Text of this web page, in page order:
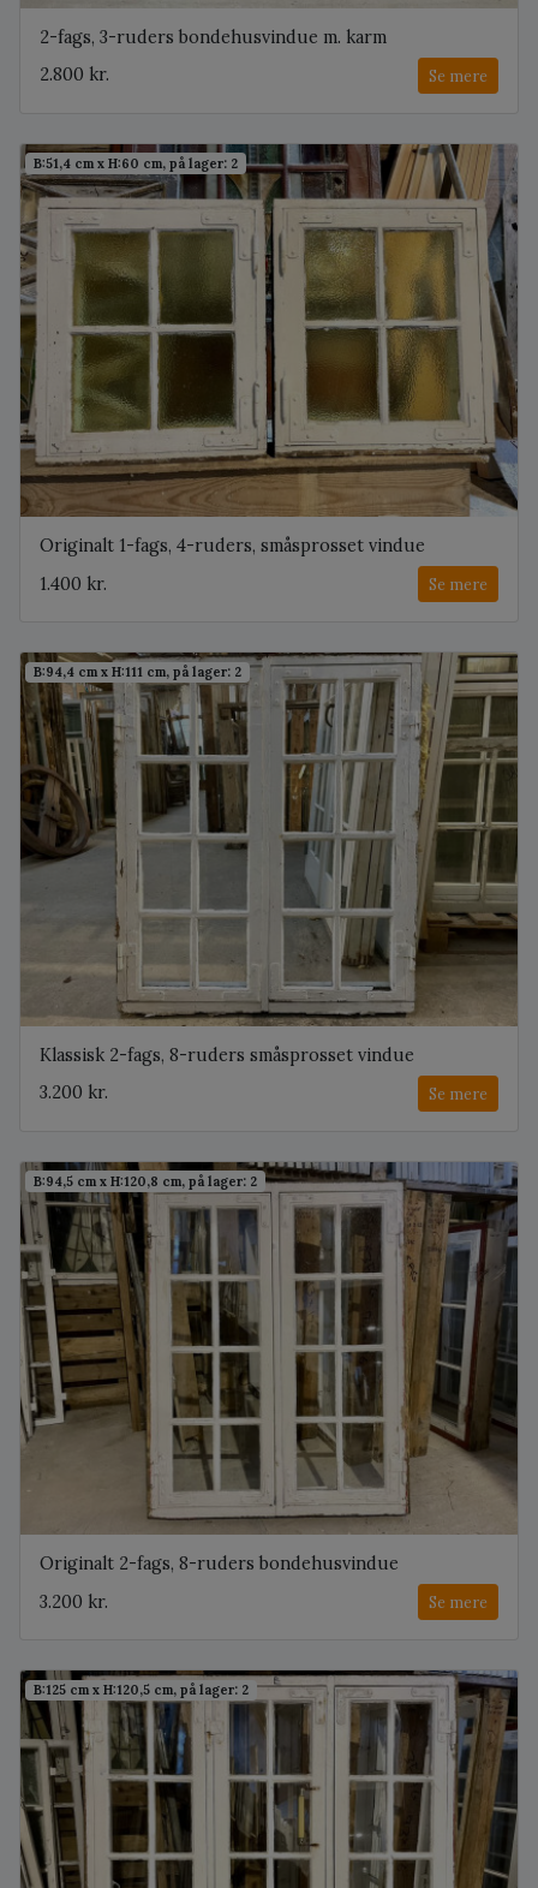
2-fags, 3-ruders bondehusvindue m. karm
2.800 kr.
Se mere
B:51,4 cm x H:60 cm, på lager: 2
Originalt 1-fags, 4-ruders, småsprosset vindue
1.400 kr.
Se mere
B:94,4 cm x H:111 cm, på lager: 2
Klassisk 2-fags, 8-ruders småsprosset vindue
3.200 kr.
Se mere
B:94,5 cm x H:120,8 cm, på lager: 2
Originalt 2-fags, 8-ruders bondehusvindue
3.200 kr.
Se mere
B:125 cm x H:120,5 cm, på lager: 2